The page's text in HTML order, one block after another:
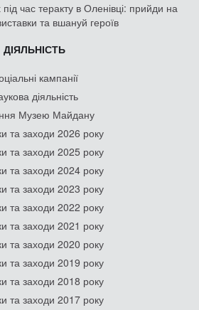
час теракту в Оленівці: прийди на
та вшануй героїв
ДІЯЛЬНІСТЬ
кампанії
діяльність
Музею Майдану
та заходи 2026 року
та заходи 2025 року
та заходи 2024 року
та заходи 2023 року
та заходи 2022 року
та заходи 2021 року
та заходи 2020 року
та заходи 2019 року
та заходи 2018 року
та заходи 2017 року